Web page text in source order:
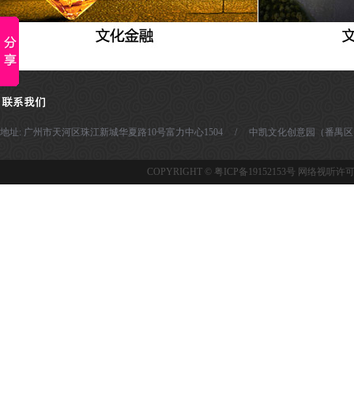
地址: 广州市天河区珠江新城华夏路10号富力中心1504 / 中凯文化创意园（番禺
COPYRIGHT © 粤ICP备19152153号 网络视听许